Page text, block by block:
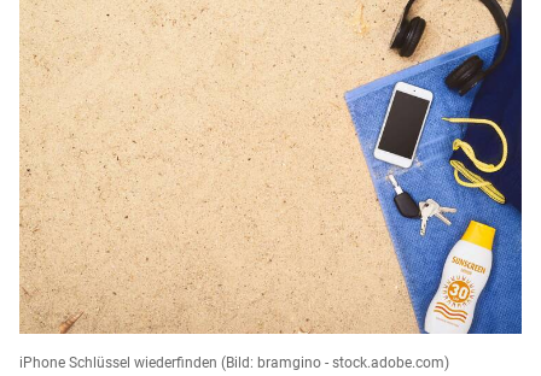
iPhone Schlüssel wiederfinden (Bild: bramgino - stock.adobe.com)